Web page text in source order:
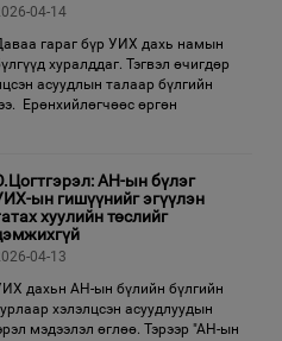
04-14
гараг бүр УИХ дахь намын
хуралддаг. Тэгвэл өчигдөр
асуудлын талаар бүлгийн
Ерөнхийлөгчөөс өргөн
АН-ын бүлэг
ын гишүүнийг эгүүлэн
хуулийн төслийг
04-13
дахьн АН-ын бүлийн бүлгийн
хэлэлцсэн асуудлуудын
мэдээлэл өглөө. Тэрээр "АН-ын